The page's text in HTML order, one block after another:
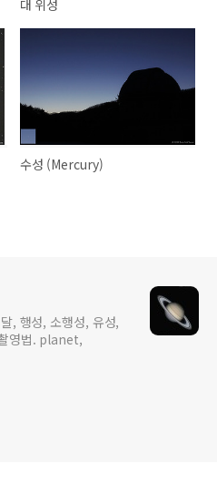
대 위성
수성 (Mercury)
, 행성, 소행성, 유성,
영법. planet,